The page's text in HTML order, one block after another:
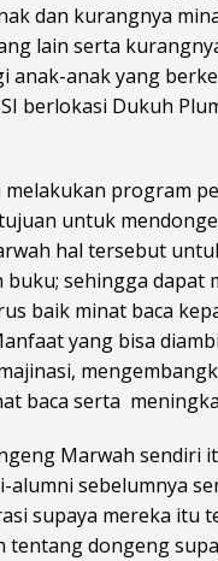
dan kurangnya
lain serta
anak-anak yang
berlokasi Dukuh
melakukan program
untuk
hal tersebut
buku; sehingga
baik minat baca
yang bisa
baca serta
Marwah
sebelumnya
supaya mereka itu
tentang dongeng